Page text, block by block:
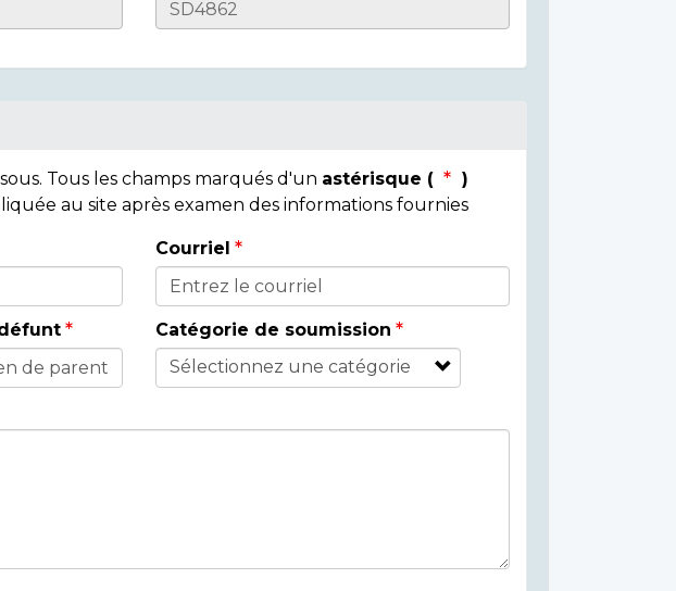
Tous les champs marqués d'un astérisque (
)
au site après examen des informations fournies
Courriel
Catégorie de soumission